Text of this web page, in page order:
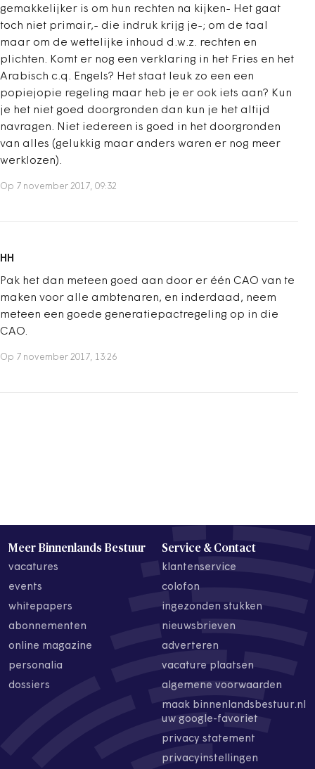
gemakkelijker is om hun rechten na kijken- Het gaat
toch niet primair,- die indruk krijg je-; om de taal
maar om de wettelijke inhoud d.w.z. rechten en
plichten. Komt er nog een verklaring in het Fries en het
Arabisch c.q. Engels? Het staat leuk zo een een
popiejopie regeling maar heb je er ook iets aan? Kun
je het niet goed doorgronden dan kun je het altijd
navragen. Niet iedereen is goed in het doorgronden
van alles (gelukkig maar anders waren er nog meer
werklozen).
Op 7 november 2017, 09:32
HH
Pak het dan meteen goed aan door er één CAO van te
maken voor alle ambtenaren, en inderdaad, neem
meteen een goede generatiepactregeling op in die
CAO.
Op 7 november 2017, 13:26
Meer Binnenlands Bestuur
vacatures
events
whitepapers
abonnementen
online magazine
personalia
dossiers
Service & Contact
klantenservice
colofon
ingezonden stukken
nieuwsbrieven
adverteren
vacature plaatsen
algemene voorwaarden
maak binnenlandsbestuur.nl
uw google-favoriet
privacy statement
privacyinstellingen